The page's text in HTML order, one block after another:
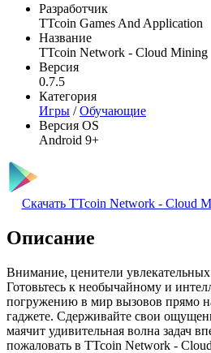
Разработчик
TTcoin Games And Application
Название
TTcoin Network - Cloud Mining
Версия
0.7.5
Категория
Игры /Обучающие
Версия OS
Android 9+
Скачать TTcoin Network - Cloud
Описание
Внимание, ценители
Готовьтесь к необычайному и
погружению в мир вызовов прямо
гаджете. Сдерживайте свои
маячит удивительная волна задач
пожаловать в TTcoin Network -